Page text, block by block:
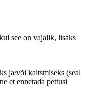
see on vajalik, lisaks
ja/või kaitsmiseks (seal
et ennetada pettusi